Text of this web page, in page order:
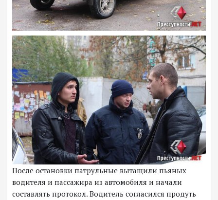
После остановки патрульные вытащили пьяных
водителя и пассажира из автомобиля и начали
составлять протокол. Водитель согласился продуть